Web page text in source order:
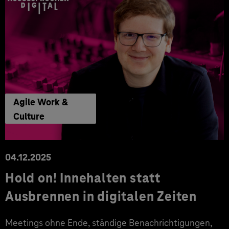
Agile Work &
Culture
04.12.2025
Hold on! Innehalten statt
Ausbrennen in digitalen Zeiten
Meetings ohne Ende, ständige Benachrichtigungen,